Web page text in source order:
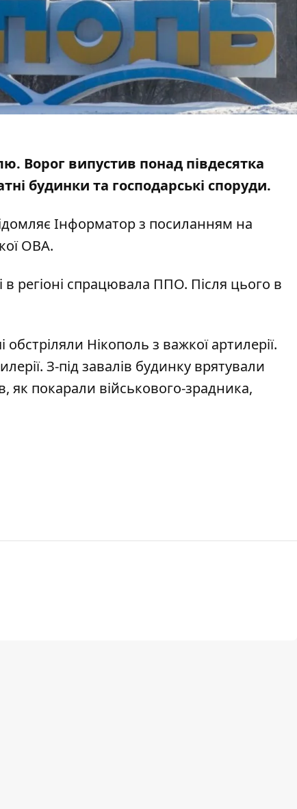
Ворог випустив понад півдесятка
будинки та господарські споруди.
Інформатор з посиланням на
ОВА.
регіоні спрацювала ППО. Після цього в
обстріляли Нікополь з важкої артилерії.
З-під завалів будинку врятували
як покарали військового-зрадника,